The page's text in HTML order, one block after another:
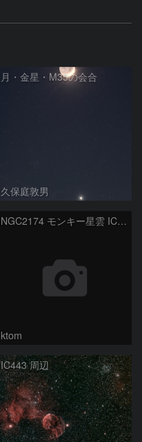
月・金星・M35の会合
久保庭敦男
NGC2174 モンキー星雲 IC443 くらげ星雲 Ｍ35 散開星団 2026-2-12
ktom
IC443 周辺